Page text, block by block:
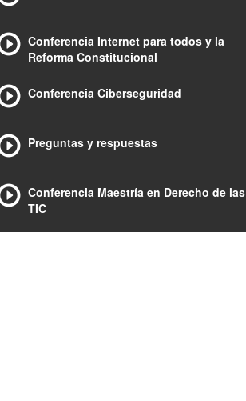
Conferencia Internet para todos y la
Reforma Constitucional
Conferencia Ciberseguridad
Preguntas y respuestas
Conferencia Maestría en Derecho de las
TIC